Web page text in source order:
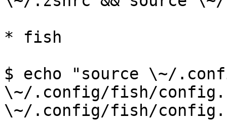
* fish
$ echo "source \~/
\~/.config/fish/
\~/.config/fish/